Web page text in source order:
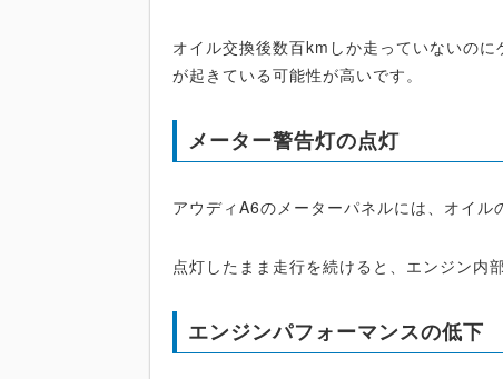
オイル交換後数百kmしか走っていないの
が起きている可能性が高いです。
メーター警告灯の点灯
アウディA6のメーターパネルには、オイル
点灯したまま走行を続けると、エンジン内
エンジンパフォーマンスの低下